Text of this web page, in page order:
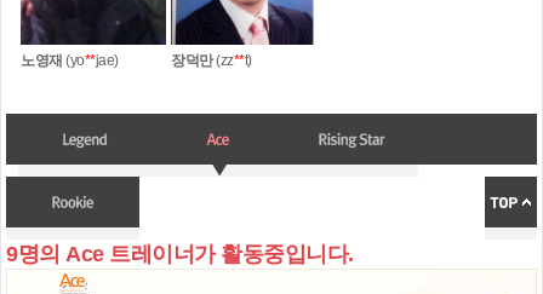
노영재 (yo**jae) 장덕만(zz**t)
9명의 Ace 트레이너가 활동중입니다.